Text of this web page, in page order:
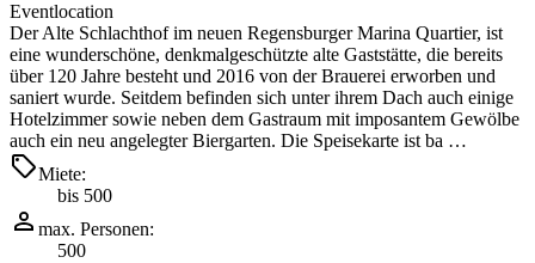
Eventlocation
Der Alte Schlachthof im neuen Regensburger Marina Quartier, ist
eine wunderschöne, denkmalgeschützte alte Gaststätte, die bereits
über 120 Jahre besteht und 2016 von der Brauerei erworben und
saniert wurde. Seitdem befinden sich unter ihrem Dach auch einige
Hotelzimmer sowie neben dem Gastraum mit imposantem Gewölbe
auch ein neu angelegter Biergarten. Die Speisekarte ist ba …
Miete:
bis 500
max. Personen:
500